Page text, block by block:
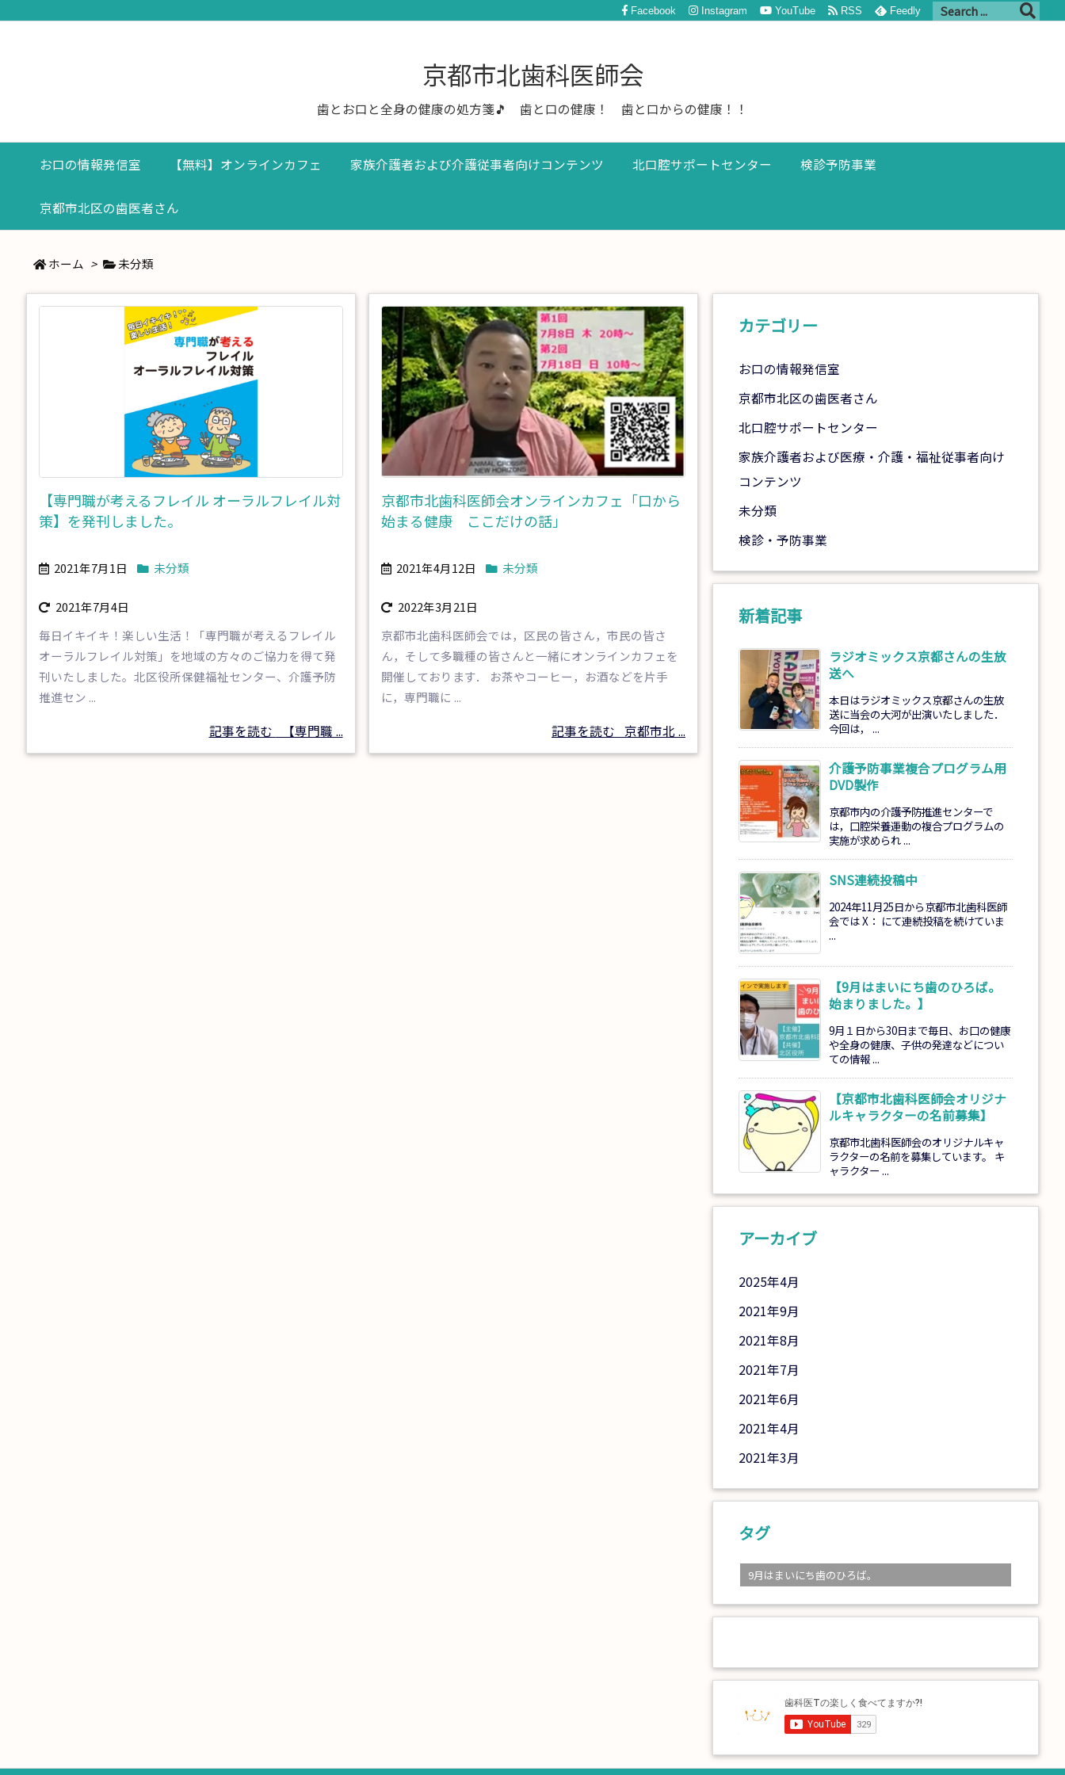
京都市北歯科医師会
歯とお口と全身の健康の処方箋🎵 歯と口の健康！ 歯と口からの健康！！
お口の情報発信室 【無料】オンラインカフェ 家族介護者および介護従事者向けコンテンツ 北口腔サポートセンター 検診予防事業
京都市北区の歯医者さん
Facebook Instagram YouTube RSS Feedly
ホーム > 未分類
【専門職が考えるフレイル オーラルフレイル対
策】を発刊しました。
2021年7月1日 未分類
2021年7月4日
毎日イキイキ！楽しい生活！「専門職が考えるフレイル
オーラルフレイル対策」を地域の方々のご協力を得て発
刊いたしました。北区役所保健福祉センター、介護予防
推進セン ...
記事を読む 【専門職 ...
京都市北歯科医師会オンラインカフェ「口から
始まる健康 ここだけの話」
2021年4月12日 未分類
2022年3月21日
京都市北歯科医師会では，区民の皆さん，市民の皆さ
ん，そして多職種の皆さんと一緒にオンラインカフェを
開催しております． お茶やコーヒー，お酒などを片手
に，専門職に ...
記事を読む 京都市北 ...
カテゴリー
お口の情報発信室
京都市北区の歯医者さん
北口腔サポートセンター
家族介護者および医療・介護・福祉従事者向け
コンテンツ
未分類
検診・予防事業
新着記事
ラジオミックス京都さんの生放
送へ
本日はラジオミックス京都さんの生放
送に当会の大河が出演いたしました．
今回は， ...
介護予防事業複合プログラム用
DVD製作
京都市内の介護予防推進センターで
は，口腔栄養運動の複合プログラムの
実施が求められ ...
SNS連続投稿中
2024年11月25日から京都市北歯科医師
会では X： にて連続投稿を続けていま
...
【9月はまいにち歯のひろば。
始まりました。】
9月１日から30日まで毎日、お口の健康
や全身の健康、子供の発達などについ
ての情報 ...
【京都市北歯科医師会オリジナ
ルキャラクターの名前募集】
京都市北歯科医師会のオリジナルキャ
ラクターの名前を募集しています。 キ
ャラクター ...
アーカイブ
2025年4月
2021年9月
2021年8月
2021年7月
2021年6月
2021年4月
2021年3月
タグ
9月はまいにち歯のひろば。